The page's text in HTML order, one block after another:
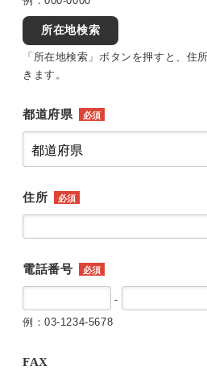
所在地検索
「所在地検索」ボタンを押すと、住
きます。
都道府県 必須
住所 必須
電話番号 必須
-
例：03-1234-5678
FAX